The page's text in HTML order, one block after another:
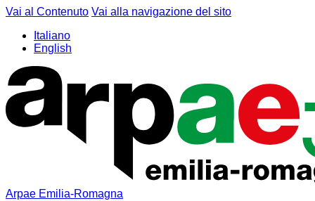
Vai al Contenuto Vai alla navigazione del sito
Italiano
English
Arpae Emilia-Romagna